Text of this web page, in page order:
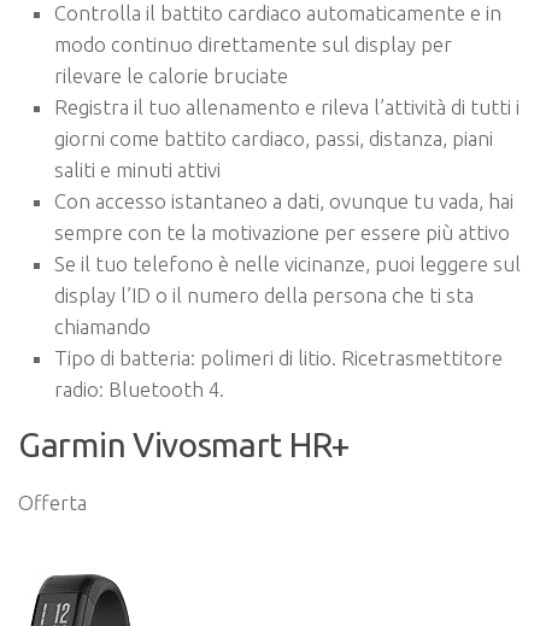
Controlla il battito cardiaco automaticamente e in
modo continuo direttamente sul display per
rilevare le calorie bruciate
Registra il tuo allenamento e rileva l’attività di tutti i
giorni come battito cardiaco, passi, distanza, piani
saliti e minuti attivi
Con accesso istantaneo a dati, ovunque tu vada, hai
sempre con te la motivazione per essere più attivo
Se il tuo telefono è nelle vicinanze, puoi leggere sul
display l’ID o il numero della persona che ti sta
chiamando
Tipo di batteria: polimeri di litio. Ricetrasmettitore
radio: Bluetooth 4.
Garmin Vivosmart HR+
Offerta